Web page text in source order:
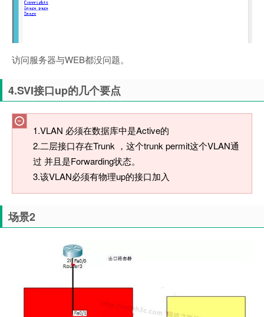
访问服务器与WEB都没问题。
4.SVI接口up的几个要点
1.VLAN 必须在数据库中是Active的
2.二层接口存在Trunk ，这个trunk permit这个VLAN通
过 并且是Forwarding状态。
3.该VLAN必须有物理up的接口加入
场景2